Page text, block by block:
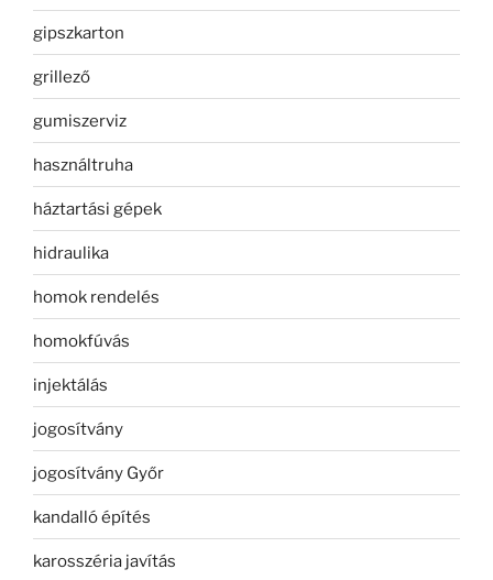
gipszkarton
grillező
gumiszerviz
használtruha
háztartási gépek
hidraulika
homok rendelés
homokfúvás
injektálás
jogosítvány
jogosítvány Győr
kandalló építés
karosszéria javítás